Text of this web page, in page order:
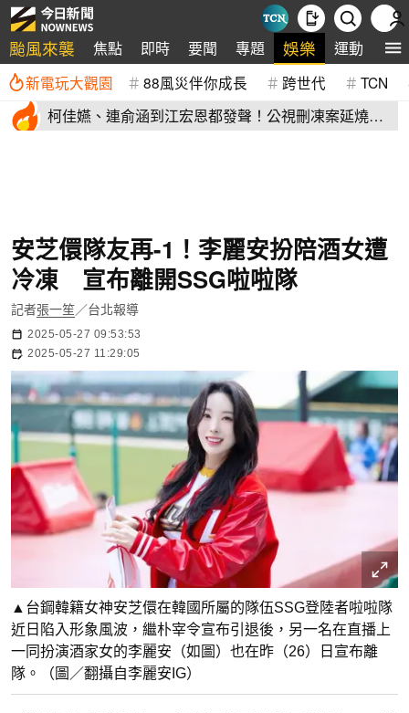
颱風來襲 焦點 即時 要聞 專題 娛樂 運動 全
新電玩大觀園 88風災伴你成長 跨世代 TCN
柯佳嬿、連俞涵到江宏恩都發聲！公視刪凍案延燒
安芝儇隊友再-1！李麗安扮陪酒女遭
冷凍 宣布離開SSG啦啦隊
記者張一笙／台北報導
2025-05-27 09:53:53
2025-05-27 11:29:05
▲台鋼韓籍女神安芝儇在韓國所屬的隊伍SSG登陸者啦啦隊
近日陷入形象風波，繼朴宰令宣布引退後，另一名在直播上
一同扮演酒家女的李麗安（如圖）也在昨（26）日宣布離
隊。（圖／翻攝自李麗安IG）